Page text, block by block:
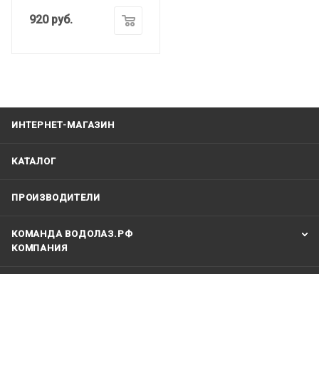
920руб.
ИНТЕРНЕТ-МАГАЗИН
КАТАЛОГ
ПРОИЗВОДИТЕЛИ
КОМАНДА ВОДОЛАЗ.РФ
КОМПАНИЯ